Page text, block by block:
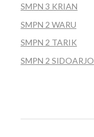
SMPN 3 KRIAN
SMPN 2 WARU
SMPN 2 TARIK
SMPN 2 SIDOARJO